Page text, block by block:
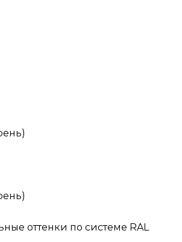
оттенки по системе RAL